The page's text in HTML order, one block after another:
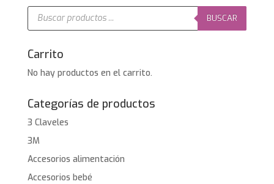
19,95€.14,95€.
Búsqueda
productos
BUSCAR
Carrito
No hay productos en el carrito.
Categorías de productos
3 Claveles
3M
Accesorios alimentación
Accesorios bebé